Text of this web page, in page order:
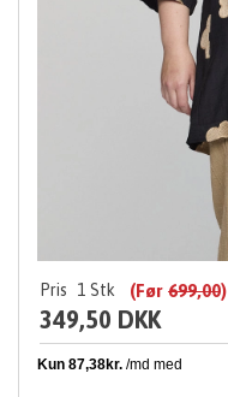
Pris 1 Stk (Før 699,00)
349,50 DKK